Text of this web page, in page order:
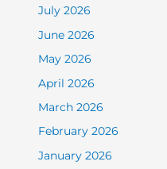
July 2026
June 2026
May 2026
April 2026
March 2026
February 2026
January 2026